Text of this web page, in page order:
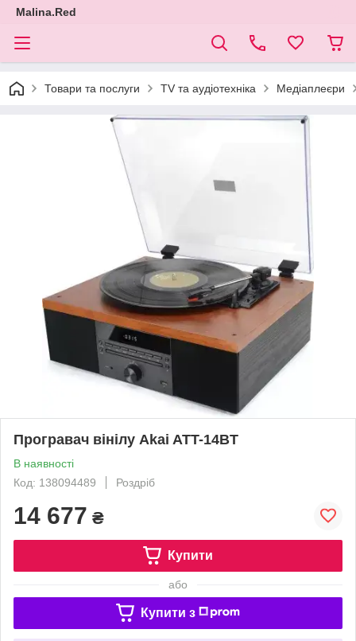
Malina.Red
Товари та послуги TV та аудіотехніка Медіаплеєри
Програвач вінілу Akai ATT-14BT
В наявності
Код: 138094489
Роздріб
14 677 ₴
Купити
або
Купити з